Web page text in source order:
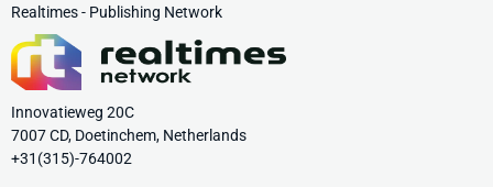
Realtimes - Publishing Network
Innovatieweg 20C
7007 CD, Doetinchem, Netherlands
+31(315)-764002